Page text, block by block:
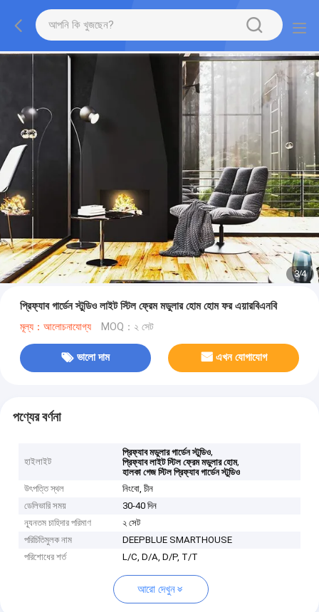
3/4
প্রিফ্যাব গার্ডেন স্টুডিও লাইট স্টিল ফ্রেম মডুলার হোম হোম ফর এয়ারবিএনবি
মূল্য：আলোচনাযোগ্য MOQ：২ সেট
ভালো দাম এখন যোগাযোগ
পণ্যের বর্ণনা
হাইলাইট
প্রিফ্যাব মডুলার গার্ডেন স্টুডিও,
প্রিফ্যাব লাইট স্টিল ফ্রেম মডুলার হোম,
হালকা গেজ স্টিল প্রিফ্যাব গার্ডেন স্টুডিও
উৎপত্তি স্থল
নিংবো, চীন
ডেলিভারি সময়
30-40 দিন
ন্যূনতম চাহিদার পরিমাণ
২ সেট
পরিচিতিমুলক নাম
DEEPBLUE SMARTHOUSE
পরিশোধের শর্ত
L/C, D/A, D/P, T/T
আরো দেখুন